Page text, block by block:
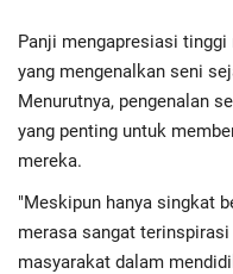
Panji mengapresiasi
yang mengenalkan seni
Menurutnya, pengenalan
yang penting untuk
mereka.
"Meskipun hanya singkat
merasa sangat
masyarakat dalam